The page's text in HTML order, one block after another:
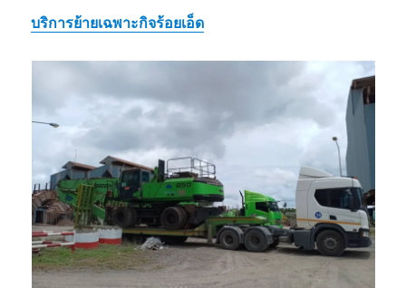
บริการย้ายเฉพาะกิจร้อยเอ็ด